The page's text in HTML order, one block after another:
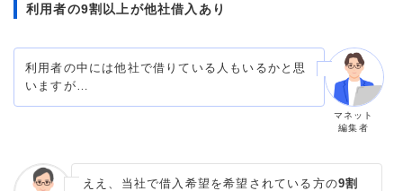
利用者の9割以上が他社借入あり
利用者の中には他社で借りている人もいるかと思
いますが…
マネット
編集者
ええ、当社で借入希望を希望されている方の9割